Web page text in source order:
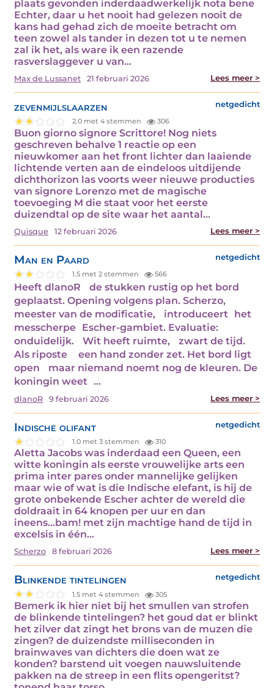
plaats gevonden inderdaadwerkelijk nota bene
Echter, daar u het nooit had gelezen nooit de
kans had gehad zich de moeite betracht om
teen zowel als tander in dezen tot u te nemen
zal ik het, als ware ik een razende
rasverslaggever u van…
Max de Lussanet 21 februari 2026 Lees meer >
zevenmijlslaarzen netgedicht
2.0 met 4 stemmen 306
Buon giorno signore Scrittore! Nog niets
geschreven behalve 1 reactie op een
nieuwkomer aan het front lichter dan laaiende
lichtende verten aan de eindeloos uitdijende
dichthorizon las voorts weer nieuwe producties
van signore Lorenzo met de magische
toevoeging M die staat voor het eerste
duizendtal op de site waar het aantal…
Quisque 12 februari 2026 Lees meer >
Man en Paard netgedicht
1.5 met 2 stemmen 566
Heeft dlanoR de stukken rustig op het bord
geplaatst. Opening volgens plan. Scherzo,
meester van de modificatie, introduceert het
messcherpe Escher-gambiet. Evaluatie:
onduidelijk. Wit heeft ruimte, zwart de tijd.
Als riposte een hand zonder zet. Het bord ligt
open maar niemand noemt nog de kleuren. De
koningin weet …
dlanoR 9 februari 2026 Lees meer >
Indische olifant netgedicht
1.0 met 3 stemmen 310
Aletta Jacobs was inderdaad een Queen, een
witte koningin als eerste vrouwelijke arts een
prima inter pares onder mannelijke gelijken
maar wie of wat is die Indische elefant, is hij de
grote onbekende Escher achter de wereld die
doldraait in 64 knopen per uur en dan
ineens...bam! met zijn machtige hand de tijd in
excelsis in één…
Scherzo 8 februari 2026 Lees meer >
Blinkende tintelingen netgedicht
1.5 met 4 stemmen 305
Bemerk ik hier niet bij het smullen van strofen
de blinkende tintelingen? het goud dat er blinkt
het zilver dat zingt het brons van de muzen die
zingen? de duizendste milliseconden in
brainwaves van dichters die doen wat ze
konden? barstend uit voegen nauwsluitende
pakken na de streep in een flits opengeritst?